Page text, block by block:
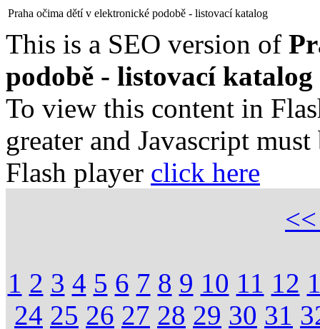
Praha očima dětí v elektronické podobě - listovací katalog
This is a SEO version of
podobě - listovací katalog
To view this content in
greater and Javascript
Flash player click here
1 2 3 4 5 6 7 8 9 10 11 12
24 25 26 27 28 29 30 31